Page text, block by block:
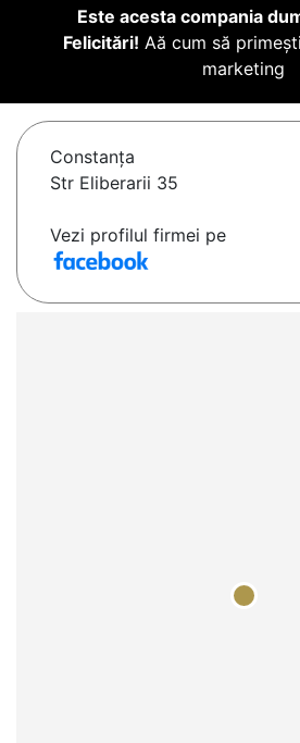
Este acesta compania
Felicitări! Aă cum să
marketing
Constanţa
Str Eliberarii 35
Vezi profilul firmei pe